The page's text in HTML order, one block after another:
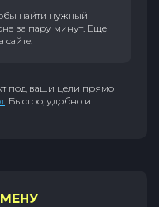
найти нужный
за пару минут. Еще
сайте.
под ваши цели прямо
. Быстро, удобно и